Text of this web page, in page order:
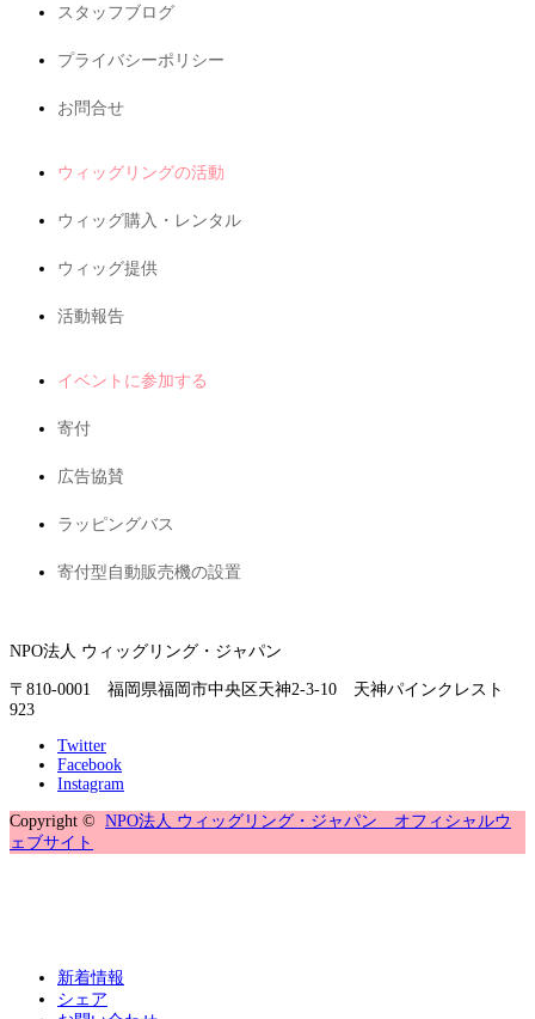
スタッフブログ
プライバシーポリシー
お問合せ
ウィッグリングの活動
ウィッグ購入・レンタル
ウィッグ提供
活動報告
イベントに参加する
寄付
広告協賛
ラッピングバス
寄付型自動販売機の設置
NPO法人 ウィッグリング・ジャパン
〒810-0001 福岡県福岡市中央区天神2-3-10 天神パインクレスト
923
Twitter
Facebook
Instagram
Copyright © NPO法人 ウィッグリング・ジャパン オフィシャルウ
ェブサイト
新着情報
シェア